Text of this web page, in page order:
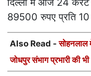
कोलकाता में आज सोने
कोलकाता में आज 24
कैरेट सोना 89350